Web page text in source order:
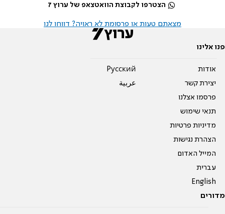
הצטרפו לקבוצת הוואטצאפ של ערוץ 7
מצאתם טעות או פרסומת לא ראויה? דווחו לנו
פנו אלינו
אודות
יצירת קשר
פרסמו אצלנו
תנאי שימוש
מדיניות פרטיות
הצהרת נגישות
המייל האדום
עברית
English
Pусский
عربية
מדורים